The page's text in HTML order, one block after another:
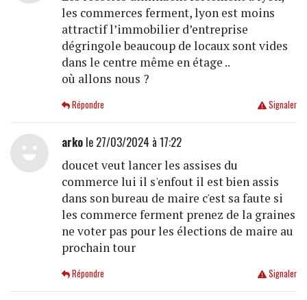
les commerces ferment, lyon est moins
attractif l’immobilier d’entreprise
dégringole beaucoup de locaux sont vides
dans le centre même en étage ..
où allons nous ?
Signaler
Répondre
arkole 27/03/2024 à 17:22
doucet veut lancer les assises du
commerce lui il s'enfout il est bien assis
dans son bureau de maire c'est sa faute si
les commerce ferment prenez de la graines
ne voter pas pour les élections de maire au
prochain tour
Signaler
Répondre